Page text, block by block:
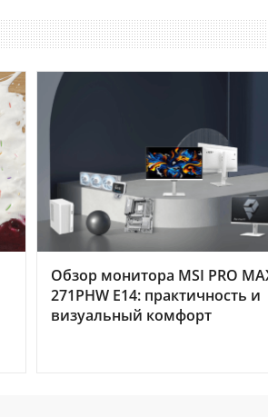
Обзор монитора MSI PRO
271PHW E14: практичность и
визуальный комфорт